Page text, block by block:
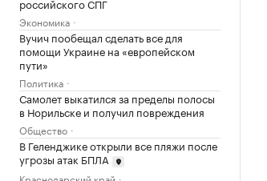
российского СПГ
Экономика
Вучич пообещал сделать все для
помощи Украине на «европейском
пути»
Политика
Самолет выкатился за пределы полосы
в Норильске и получил повреждения
Общество
В Геленджике открыли все пляжи после
угрозы атак БПЛА
Краснодарский край